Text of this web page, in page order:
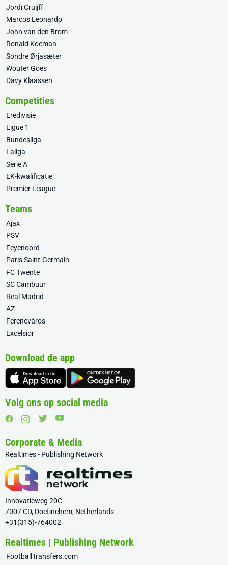
Jordi Cruijff
Marcos Leonardo
John van den Brom
Ronald Koeman
Sondre Ørjasæter
Wouter Goes
Davy Klaassen
Competities
Eredivisie
Ligue 1
Bundesliga
Laliga
Serie A
EK-kwalificatie
Premier League
Teams
Ajax
PSV
Feyenoord
Paris Saint-Germain
FC Twente
SC Cambuur
Real Madrid
AZ
Ferencváros
Excelsior
Download de app
Volg ons op social media
Corporate & Media
Realtimes - Publishing Network
Innovatieweg 20C
7007 CD, Doetinchem, Netherlands
+31(315)-764002
Realtimes | Publishing Network
FootballTransfers.com